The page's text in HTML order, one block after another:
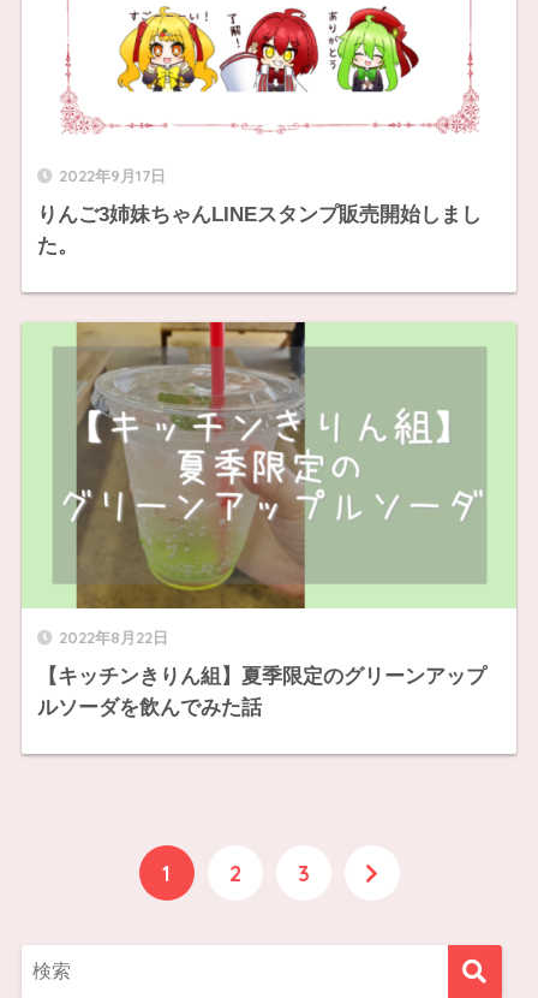
2022年9月17日
りんご3姉妹ちゃんLINEスタンプ販売開始しまし
た。
2022年8月22日
【キッチンきりん組】夏季限定のグリーンアップ
ルソーダを飲んでみた話
1 2 3